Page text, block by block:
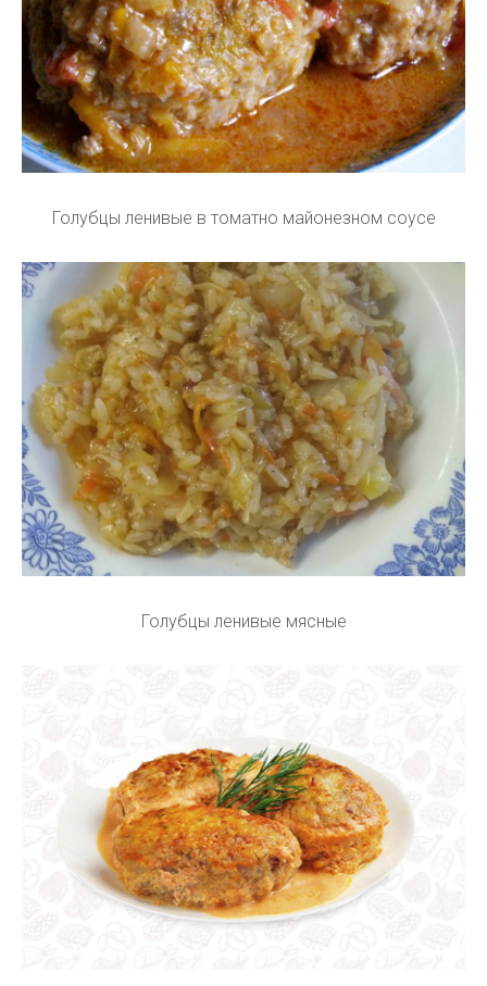
Голубцы ленивые в томатно майонезном соусе
Голубцы ленивые мясные